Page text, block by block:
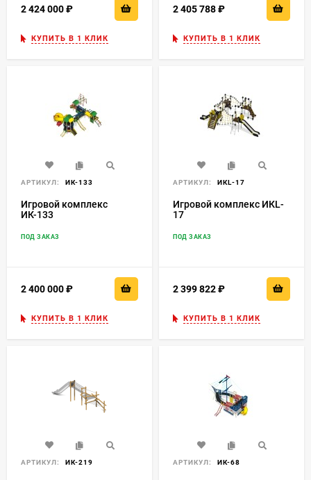
2 424 000
КУПИТЬ В 1 КЛИК
2 405 788
КУПИТЬ В 1 КЛИК
АРТИКУЛ: ИК-133
Игровой комплекс
ИК-133
ПОД ЗАКАЗ
2 400 000
КУПИТЬ В 1 КЛИК
АРТИКУЛ: ИКL-17
Игровой комплекс ИКL-
17
ПОД ЗАКАЗ
2 399 822
КУПИТЬ В 1 КЛИК
АРТИКУЛ: ИК-219 АРТИКУЛ: ИК-68